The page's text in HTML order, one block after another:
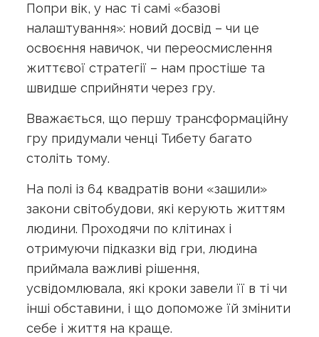
Попри вік, у нас ті самі «базові
налаштування»: новий досвід – чи це
освоєння навичок, чи переосмислення
життєвої стратегії – нам простіше та
швидше сприйняти через гру.
Вважається, що першу трансформаційну
гру придумали ченці Тибету багато
століть тому.
На полі із 64 квадратів вони «зашили»
закони світобудови, які керують життям
людини. Проходячи по клітинах і
отримуючи підказки від гри, людина
приймала важливі рішення,
усвідомлювала, які кроки завели її в ті чи
інші обставини, і що допоможе їй змінити
себе і життя на краще.